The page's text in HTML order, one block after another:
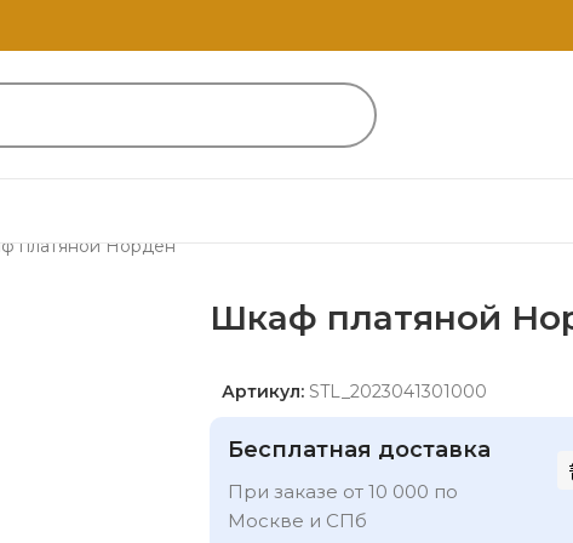
платяной Норден
Шкаф платяной
Артикул: STL_2023041301000
Бесплатная доставка
При заказе от 10 000 по
Москве и СПб